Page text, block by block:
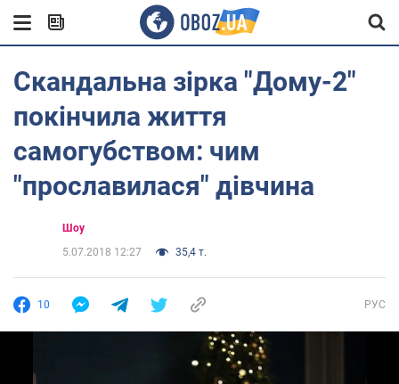
Скандальна зірка "Дому-2"
покінчила життя
самогубством: чим
"прославилася" дівчина
Шоу
5.07.2018 12:27
35,4 т.
10 РУС